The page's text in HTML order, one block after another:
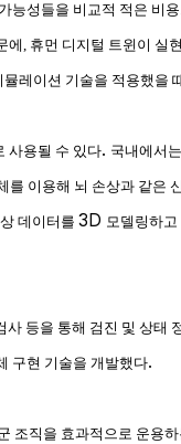
능성들을 비교적 적은 비
에, 휴먼 디지털 트윈이 실
뮬레이션 기술을 적용했을
사용될 수 있다. 국내에서는
를 이용해 뇌 손상과 같은
데이터를 3D 모델링하고
사 등을 통해 검진 및 상태
구현 기술을 개발했다.
조직을 효과적으로 운용